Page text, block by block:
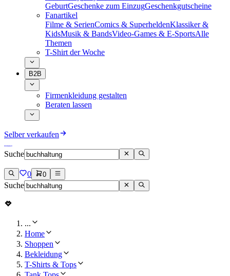
GeburtGeschenke zum EinzugGeschenkgutscheine
Fanartikel
Filme & SerienComics & SuperheldenKlassiker &
KidsMusik & BandsVideo-Games & E-SportsAlle
Themen
T-Shirt der Woche
B2B
Firmenkleidung gestalten
Beraten lassen
Selber verkaufen
Suche
0 0
Suche
...
Home
Shoppen
Bekleidung
T-Shirts & Tops